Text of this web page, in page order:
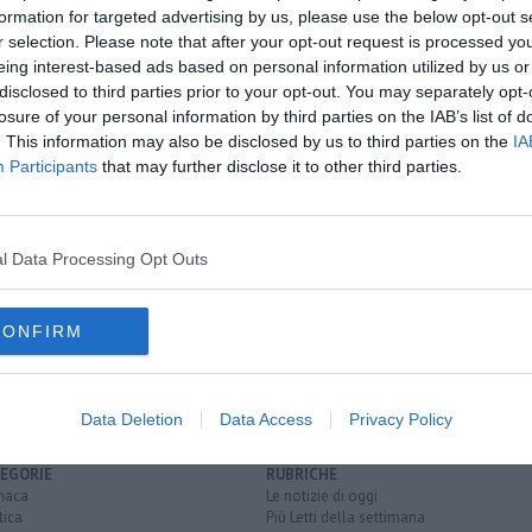
for targeted advertising by us, please use the below opt-out
selection. Please note that after your opt-out request is processed
interest-based ads based on personal information utilized by us
to third parties prior to your opt-out. You may separately
of your personal information by third parties on the IAB’s list of
This information may also be disclosed by us to third parties on the
Participants that may further disclose it to other third parties.
Data Processing Opt Outs
Data Deletion Data Access Privacy Policy
iscriviti alla Newsletter QUInews - ToscanaMedia.
nella tua casella di posta.
ma...
ore legambiente
RUBRICHE
Le notizie di oggi
Più Letti della settimana